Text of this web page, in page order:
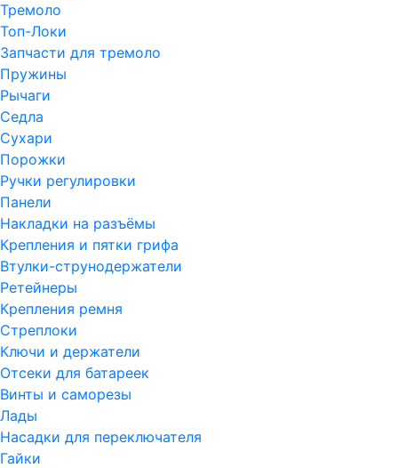
Тремоло
Топ-Локи
Запчасти для тремоло
Пружины
Рычаги
Седла
Сухари
Порожки
Ручки регулировки
Панели
Накладки на разъёмы
Крепления и пятки грифа
Втулки-струнодержатели
Ретейнеры
Крепления ремня
Стреплоки
Ключи и держатели
Отсеки для батареек
Винты и саморезы
Лады
Насадки для переключателя
Гайки